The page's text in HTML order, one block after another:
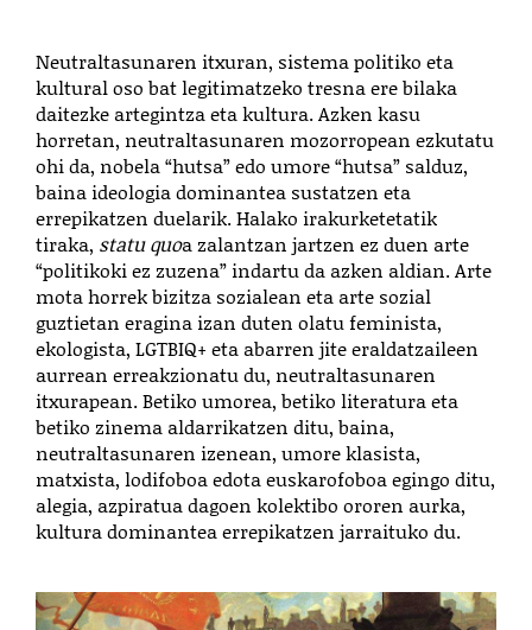
Neutraltasunaren itxuran, sistema politiko eta
kultural oso bat legitimatzeko tresna ere bilaka
daitezke artegintza eta kultura. Azken kasu
horretan, neutraltasunaren mozorropean ezkutatu
ohi da, nobela “hutsa” edo umore “hutsa” salduz,
baina ideologia dominantea sustatzen eta
errepikatzen duelarik. Halako irakurketetatik
tiraka, statu quoa zalantzan jartzen ez duen arte
“politikoki ez zuzena” indartu da azken aldian. Arte
mota horrek bizitza sozialean eta arte sozial
guztietan eragina izan duten olatu feminista,
ekologista, LGTBIQ+ eta abarren jite eraldatzaileen
aurrean erreakzionatu du, neutraltasunaren
itxurapean. Betiko umorea, betiko literatura eta
betiko zinema aldarrikatzen ditu, baina,
neutraltasunaren izenean, umore klasista,
matxista, lodifoboa edota euskarofoboa egingo ditu,
alegia, azpiratua dagoen kolektibo ororen aurka,
kultura dominantea errepikatzen jarraituko du.